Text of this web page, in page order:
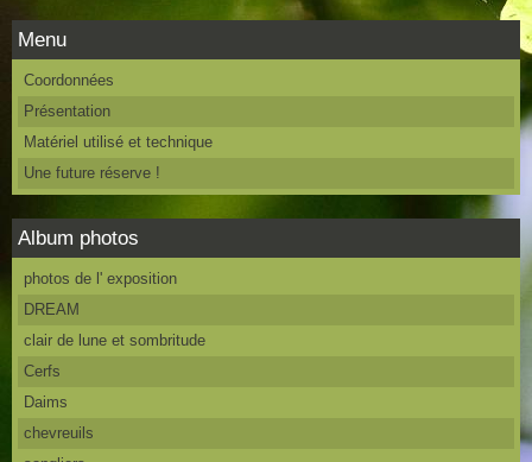
Menu
Coordonnées
Présentation
Matériel utilisé et technique
Une future réserve !
Album photos
photos de l' exposition
DREAM
clair de lune et sombritude
Cerfs
Daims
chevreuils